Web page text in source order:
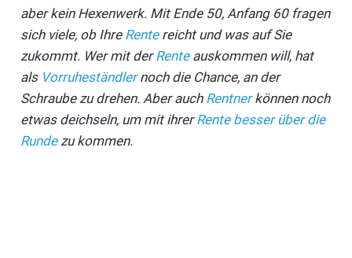
aber kein Hexenwerk. Mit Ende 50, Anfang 60 fragen
sich viele, ob Ihre Rentereicht und was auf Sie
zukommt. Wer mit derRenteauskommen will, hat
als Vorruheständlernoch die Chance, an der
Schraube zu drehen. Aber auch Rentnerkönnen noch
etwas deichseln, um mit ihrerRente besser über die
Rundezu kommen.